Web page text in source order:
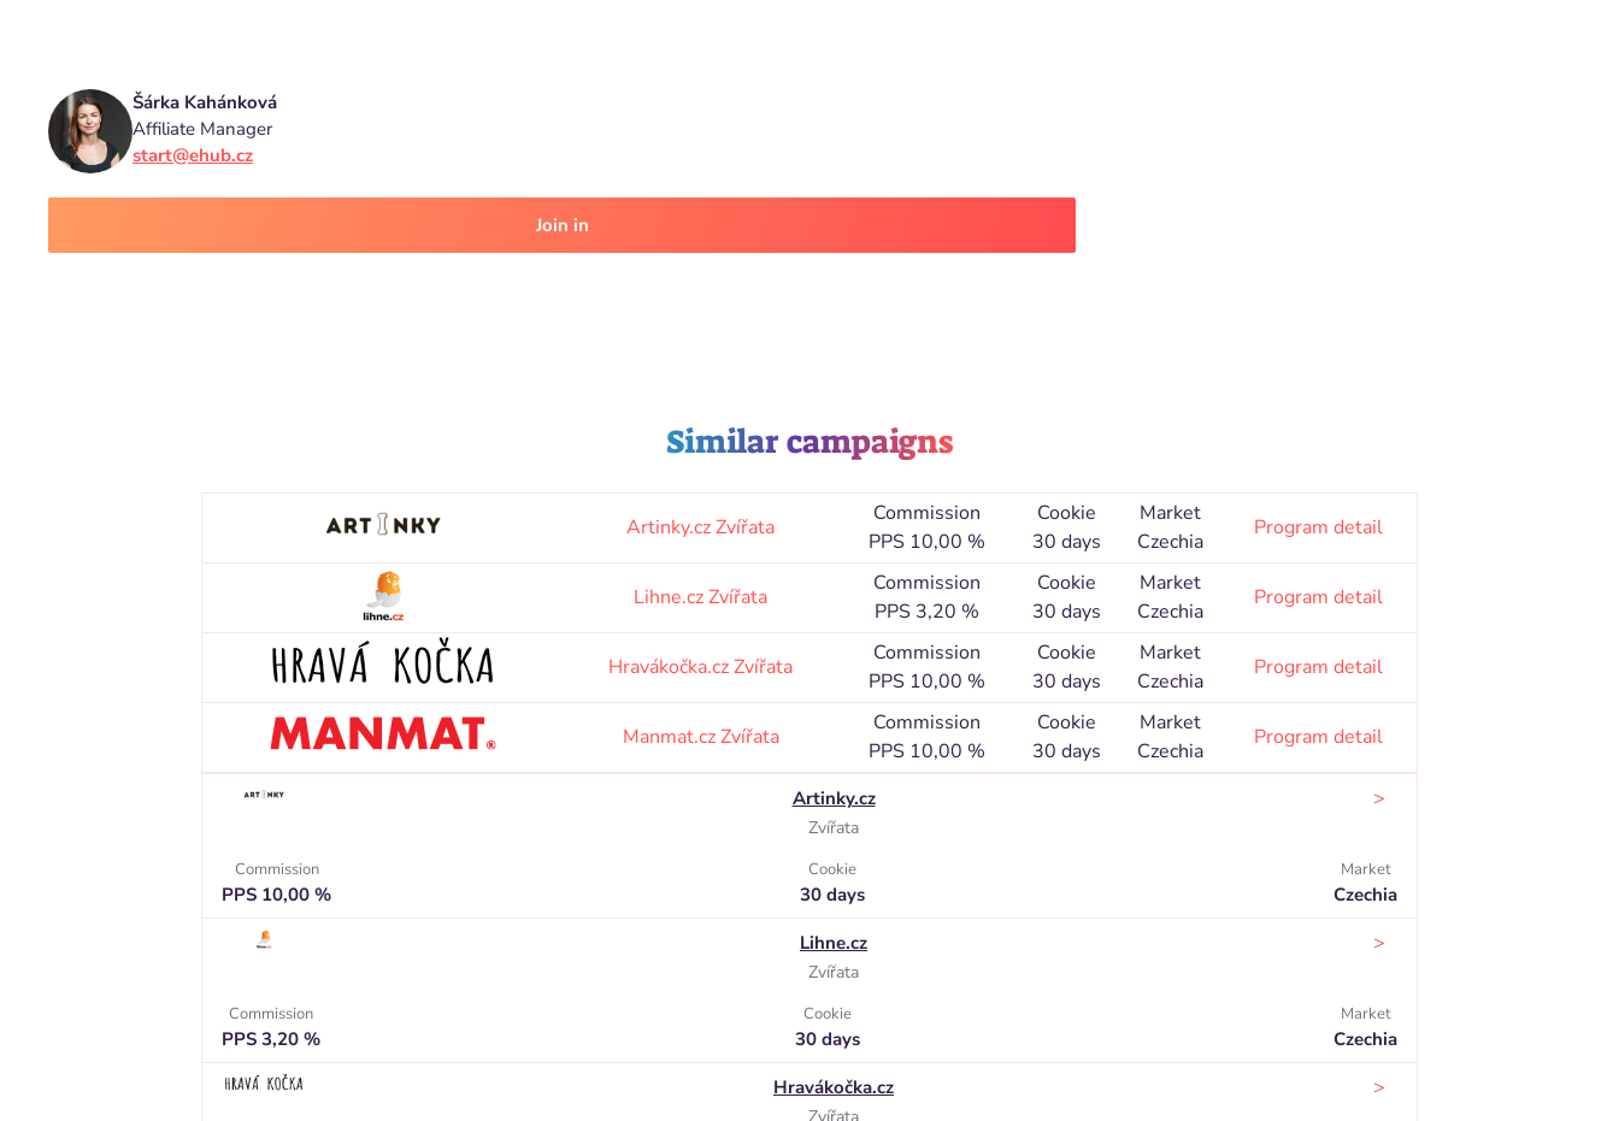
Šárka Kahánková
Affiliate Manager
start@ehub.cz
Join in
Similar campaigns
Artinky.czZvířata
Commission
PPS 10,00 %
Cookie
30 days
Market
Czechia
Program detail
Lihne.czZvířata
Commission
PPS 3,20 %
Cookie
30 days
Market
Czechia
Program detail
Hravákočka.czZvířata
Commission
PPS 10,00 %
Cookie
30 days
Market
Czechia
Program detail
Manmat.czZvířata
Commission
PPS 10,00 %
Cookie
30 days
Market
Czechia
Program detail
Artinky.cz
Zvířata
>
Commission
PPS 10,00 %
Cookie
30 days
Market
Czechia
Lihne.cz
Zvířata
>
Commission
PPS 3,20 %
Cookie
30 days
Market
Czechia
Hravákočka.cz
>